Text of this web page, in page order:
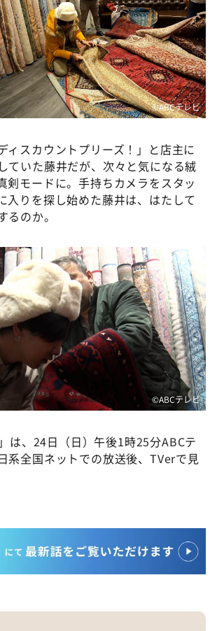
©️ABCテレビ
ィスカウントプリーズ！」と店主に
ていた藤井だが、次々と気になる絨
剣モードに。手持ちカメラをスタッ
入りを探し始めた藤井は、はたして
のか。
©️ABCテレビ
」は、24日（日）午後1時25分ABCテ
系全国ネットでの放送後、TVerで見